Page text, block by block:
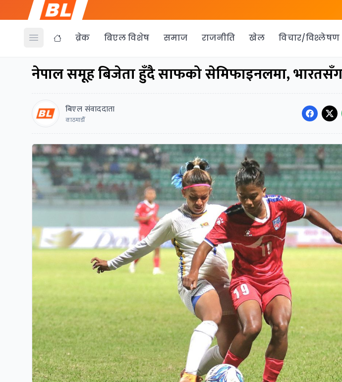
Open menu ब्रेक बिएल विशेष समाज राजनीति खेल विचार/विश्लेषण
नेपाल समूह बिजेता हुँदै साफको सेमिफाइनलमा, भारतसँग
बिएल संवाददाता
काठमाडाैँ